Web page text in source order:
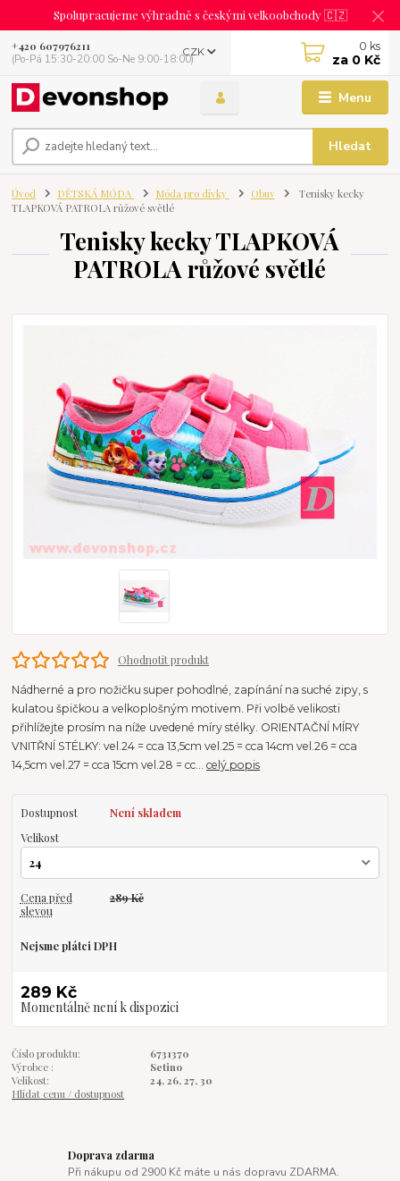
Spolupracujeme výhradně s českými velkoobchody 🇨🇿
Menu
CZK
Hledat
+420 607976211
(Po-Pá 15:30-20:00 So-Ne 9:00-18:00)
0 ks
za 0 Kč
Úvod DĚTSKÁ MÓDA Móda pro dívky Obuv
Tenisky kecky
TLAPKOVÁ PATROLA růžové světlé
Tenisky kecky TLAPKOVÁ
PATROLA růžové světlé
Ohodnotit produkt
Nádherné a pro nožičku super pohodlné, zapínání na suché zipy, s
kulatou špičkou a velkoplošným motivem. Při volbě velikosti
přihlížejte prosím na níže uvedené míry stélky. ORIENTAČNÍ MÍRY
VNITŘNÍ STÉLKY: vel.24 = cca 13,5cm vel.25 = cca 14cm vel.26 = cca
14,5cm vel.27 = cca 15cm vel.28 = cc...celý popis
Dostupnost
Není skladem
Velikost
Cena před
slevou
289 Kč
Nejsme plátci DPH
289 Kč
Momentálně není k dispozici
Číslo produktu:
6731370
Výrobce :
Setino
Velikost:
24, 26, 27, 30
Hlídat cenu / dostupnost
Doprava zdarma
Při nákupu od 2900 Kč máte u nás dopravu ZDARMA.